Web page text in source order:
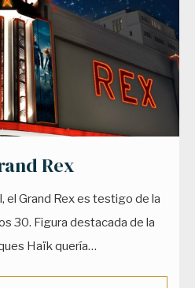
Rex
Grand Rex es testigo de la
30. Figura destacada de la
Haïk quería…